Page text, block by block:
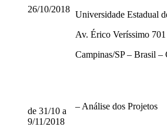
26/10/2018
Universidade Estadual
Av. Érico Veríssimo
Campinas/SP – Brasil –
de 31/10 a
9/11/2018
– Análise dos Projetos